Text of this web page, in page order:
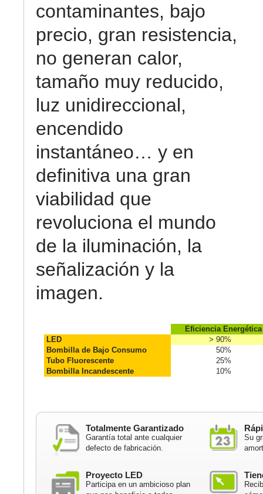
contaminantes, bajo
precio, gran resistencia,
no generan calor,
tamaño muy reducido,
luz unidireccional,
encendido
instantáneo… y en
definitiva una gran
viabilidad que
revoluciona el mundo
de la iluminación, la
señalización y la
imagen.
Eficiencia Energética
LED
> 90%
Bombilla de Bajo Consumo
50%
Tubo Fluorescente
25%
Bombilla Incandescente
10%
Totalmente Garantizado
Garantía total ante cualquier
defecto de fabricación.
Su
Proyecto LED
Participa en un ambicioso plan